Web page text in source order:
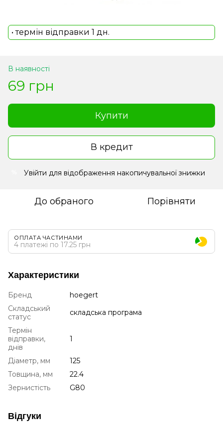
• термін відправки 1 дн.
В наявності
69 грн
Купити
В кредит
Увійти для відображення накопичувальної знижки
До обраного Порівняти
ОПЛАТА ЧАСТИНАМИ
4 платежі по 17.25 грн
Характеристики
Бренд
hoegert
Складський
статус
складська програма
Термін
відправки,
днів
1
Діаметр, мм
125
Товщина, мм
22.4
Зернистість
G80
Відгуки